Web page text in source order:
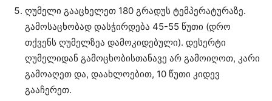
ღუმელი გააცხელეთ 180 გრადუს ტემპერატურაზე.
გამოსაცხობად დასჭირდება 45-55 წუთი (დრო
თქვენს ღუმელზეა დამოკიდებული). დესერტი
ღუმელიდან გამოცხობისთანავე არ გამოიღოთ, კარი
გამოაღეთ და, დაახლოებით, 10 წუთი კიდევ
გააჩერეთ.